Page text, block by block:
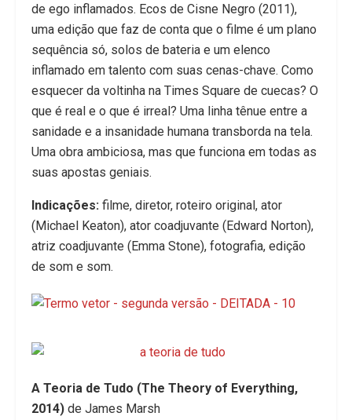
de ego inflamados. Ecos de Cisne Negro (2011),
uma edição que faz de conta que o filme é um plano
sequência só, solos de bateria e um elenco
inflamado em talento com suas cenas-chave. Como
esquecer da voltinha na Times Square de cuecas? O
que é real e o que é irreal? Uma linha tênue entre a
sanidade e a insanidade humana transborda na tela.
Uma obra ambiciosa, mas que funciona em todas as
suas apostas geniais.
Indicações: filme, diretor, roteiro original, ator
(Michael Keaton), ator coadjuvante (Edward Norton),
atriz coadjuvante (Emma Stone), fotografia, edição
de som e som.
A Teoria de Tudo (The Theory of Everything,
2014) de James Marsh